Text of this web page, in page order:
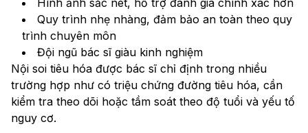
Quy trình nhẹ nhàng, đảm bảo an toàn theo quy
trình chuyên môn
Đội ngũ bác sĩ giàu kinh nghiệm
Nội soi tiêu hóa được bác sĩ chỉ định trong nhiều
trường hợp như có triệu chứng đường tiêu hóa, cần
kiểm tra theo dõi hoặc tầm soát theo độ tuổi và yếu tố
nguy cơ.